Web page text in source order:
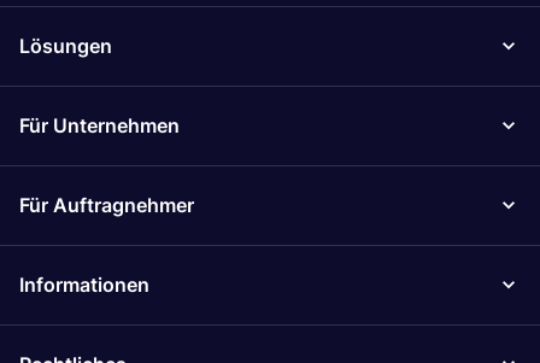
Lösungen
Für Unternehmen
Für Auftragnehmer
Informationen